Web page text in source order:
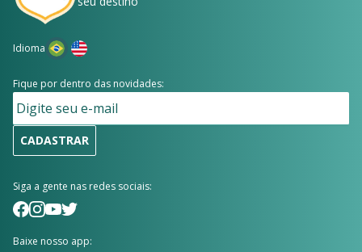
Idioma
Fique por dentro das novidades:
CADASTRAR
Siga a gente nas redes sociais:
Baixe nosso app: